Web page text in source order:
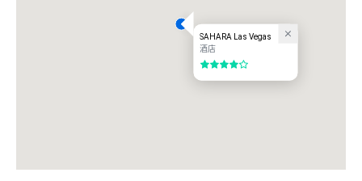
SAHARA Las Vegas
酒店
4/5